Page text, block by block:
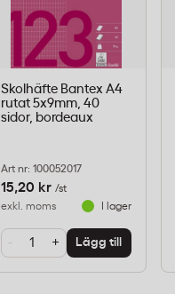
Skolhäfte Bantex A4
rutat 5x9mm, 40
sidor, bordeaux
Art nr: 100052017
15,20 kr /st
exkl. moms
I lager
- + Lägg till